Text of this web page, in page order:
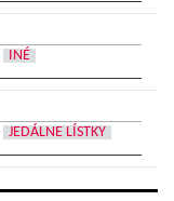
INÉ
JEDÁLNE LÍSTKY